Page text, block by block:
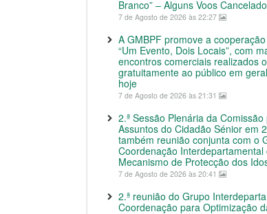
Branco” – Alguns Voos
7 de Agosto de 2026 às 22:27
A GMBPF promove a
“Um Evento, Dois Locais”, com
encontros comerciais realizados
gratuitamente ao público em
hoje
7 de Agosto de 2026 às 21:31
2.ª Sessão Plenária da
Assuntos do Cidadão Sénior em
também reunião conjunta com o
Coordenação Interdepartamental
Mecanismo de Protecção dos
7 de Agosto de 2026 às 20:41
2.ª reunião do Grupo
Coordenação para Optimização